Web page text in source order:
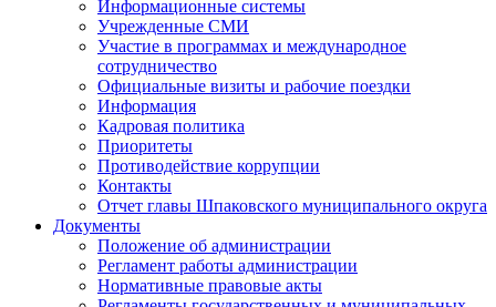
Информационные системы
Учрежденные СМИ
Участие в программах и международное
сотрудничество
Официальные визиты и рабочие поездки
Информация
Кадровая политика
Приоритеты
Противодействие коррупции
Контакты
Отчет главы Шпаковского муниципального округа
Документы
Положение об администрации
Регламент работы администрации
Нормативные правовые акты